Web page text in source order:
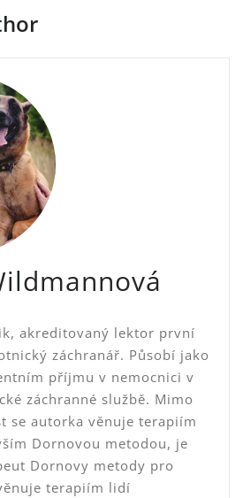
akreditovaný lektor první
záchranář. Působí jako
příjmu v nemocnici v
záchranné službě. Mimo
se autorka věnuje terapiím
Dornovou metodou, je
Dornovy metody pro
terapiím lidí